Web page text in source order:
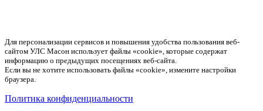
Для персонализации сервисов и повышения удобства пользования веб-
сайтом УЛС Масон использует файлы «cookie», которые содержат
информацию о предыдущих посещениях веб-сайта.
Если вы не хотите использовать файлы «cookie», измените настройки
браузера.
Политика конфиденциальности